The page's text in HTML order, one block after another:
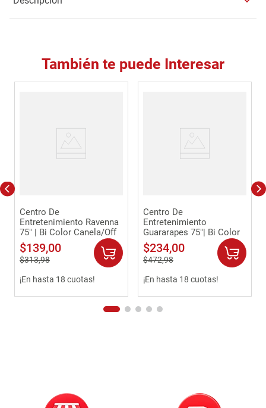
También te puede Interesar
Centro De
Entretenimiento Ravenna
75" | Bi Color Canela/Off
White
$139,00
$313,98
¡En hasta 18 cuotas!
Centro De
Entretenimiento
Guararapes 75"| Bi Color
Nature /Off White
$234,00
$472,98
¡En hasta 18 cuotas!